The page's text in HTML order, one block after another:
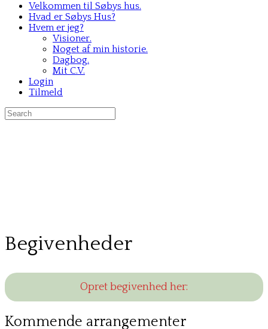
Velkommen til Søbys hus.
Hvad er Søbys Hus?
Hvem er jeg?
Visioner.
Noget af min historie.
Dagbog.
Mit C.V.
Login
Tilmeld
Search
for:
Begivenheder
Opret begivenhed her:
Kommende arrangementer